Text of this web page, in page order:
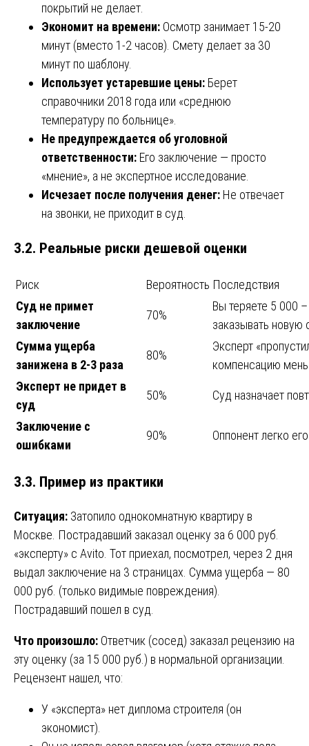
покрытий не делает.
Экономит на времени: Осмотр занимает 15-20
минут (вместо 1-2 часов). Смету делает за 30
минут по шаблону.
Использует устаревшие цены: Берет
справочники 2018 года или «среднюю
температуру по больнице».
Не предупреждается об уголовной
ответственности: Его заключение — просто
«мнение», а не экспертное исследование.
Исчезает после получения денег: Не отвечает
на звонки, не приходит в суд.
3.2. Реальные риски дешевой оценки
Риск Вероятность Последствия
Суд не примет
заключение
70%
Вы теряете 5 000
заказывать новую
Сумма ущерба
занижена в 2-3 раза
80%
Эксперт
компенсацию
Эксперт не придет в
суд
50% Суд назначает
Заключение с
ошибками
90% Оппонент легко
3.3. Пример из практики
Ситуация: Затопило однокомнатную квартиру в
Москве. Пострадавший заказал оценку за 6 000 руб.
«эксперту» с Avito. Тот приехал, посмотрел, через 2 дня
выдал заключение на 3 страницах. Сумма ущерба — 80
000 руб. (только видимые повреждения).
Пострадавший пошел в суд.
Что произошло: Ответчик (сосед) заказал рецензию на
эту оценку (за 15 000 руб.) в нормальной организации.
Рецензент нашел, что:
У «эксперта» нет диплома строителя (он
экономист).